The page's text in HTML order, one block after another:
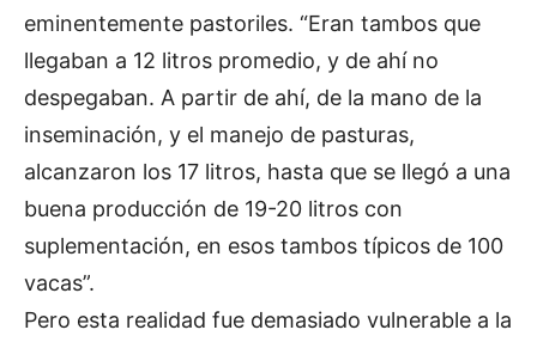
eminentemente pastoriles. “Eran tambos que
llegaban a 12 litros promedio, y de ahí no
despegaban. A partir de ahí, de la mano de la
inseminación, y el manejo de pasturas,
alcanzaron los 17 litros, hasta que se llegó a una
buena producción de 19-20 litros con
suplementación, en esos tambos típicos de 100
vacas”.
Pero esta realidad fue demasiado vulnerable a la